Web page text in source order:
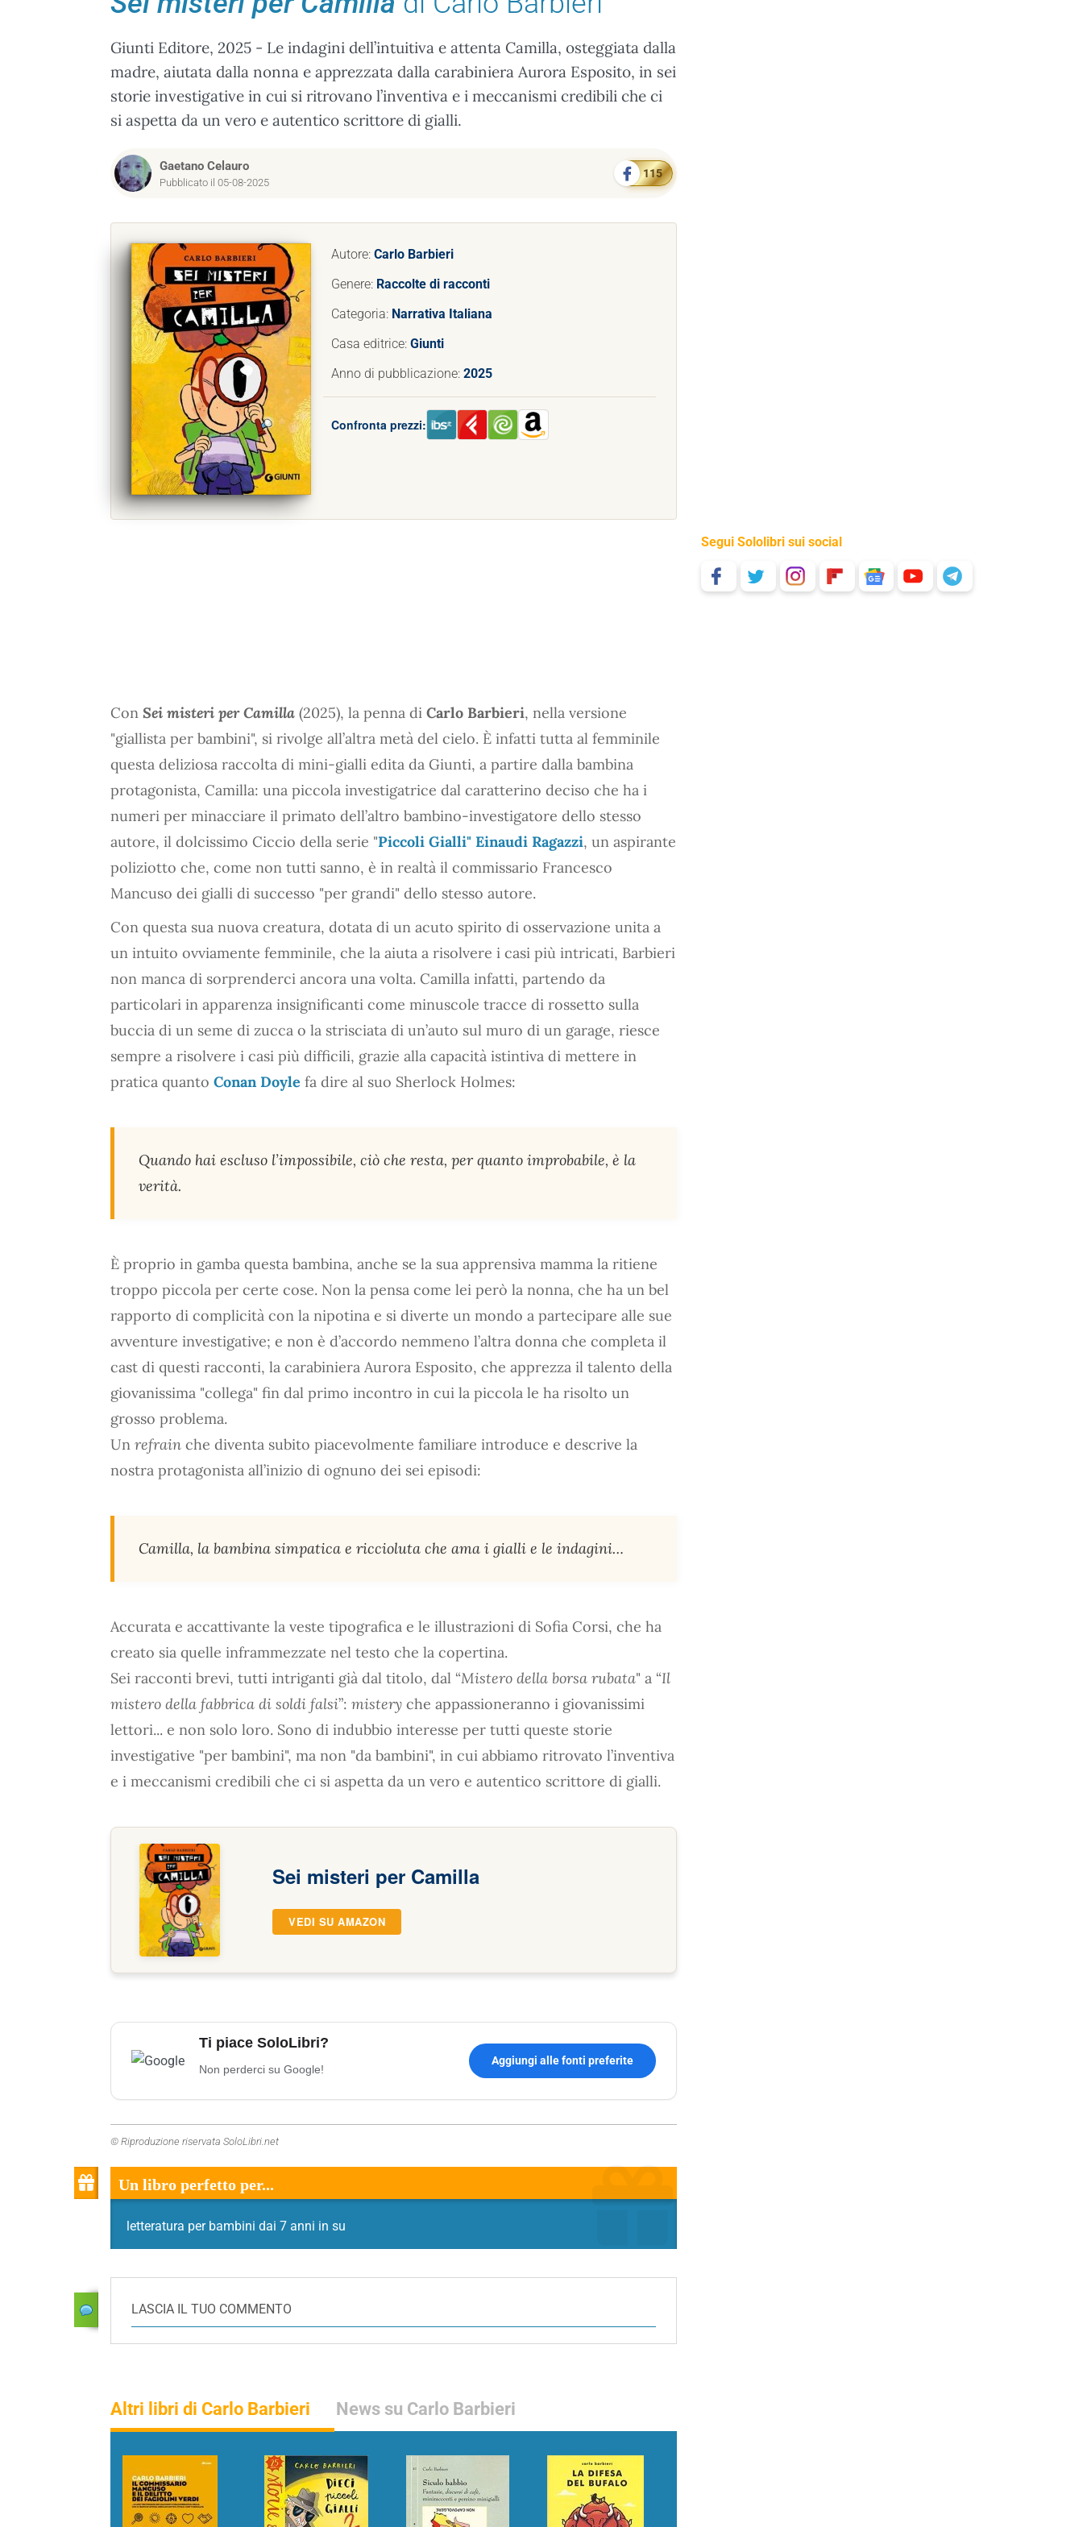
Giunti Editore, 2025 - Le indagini dell’intuitiva e attenta Camilla, osteggiata dalla
madre, aiutata dalla nonna e apprezzata dalla carabiniera Aurora Esposito, in sei
storie investigative in cui si ritrovano l’inventiva e i meccanismi credibili che ci
si aspetta da un vero e autentico scrittore di gialli.
Gaetano Celauro
Pubblicato il 05-08-2025
115
Autore: Carlo Barbieri
Genere: Raccolte di racconti
Categoria: Narrativa Italiana
Casa editrice: Giunti
Anno di pubblicazione: 2025
Confronta prezzi:
Con Sei misteri per Camilla (2025), la penna di Carlo Barbieri, nella versione
"giallista per bambini", si rivolge all’altra metà del cielo. È infatti tutta al femminile
questa deliziosa raccolta di mini-gialli edita da Giunti, a partire dalla bambina
protagonista, Camilla: una piccola investigatrice dal caratterino deciso che ha i
numeri per minacciare il primato dell’altro bambino-investigatore dello stesso
autore, il dolcissimo Ciccio della serie "Piccoli Gialli" Einaudi Ragazzi, un aspirante
poliziotto che, come non tutti sanno, è in realtà il commissario Francesco
Mancuso dei gialli di successo "per grandi" dello stesso autore.
Con questa sua nuova creatura, dotata di un acuto spirito di osservazione unita a
un intuito ovviamente femminile, che la aiuta a risolvere i casi più intricati, Barbieri
non manca di sorprenderci ancora una volta. Camilla infatti, partendo da
particolari in apparenza insignificanti come minuscole tracce di rossetto sulla
buccia di un seme di zucca o la strisciata di un’auto sul muro di un garage, riesce
sempre a risolvere i casi più difficili, grazie alla capacità istintiva di mettere in
pratica quanto Conan Doyle fa dire al suo Sherlock Holmes:
Quando hai escluso l’impossibile, ciò che resta, per quanto improbabile, è la
verità.
È proprio in gamba questa bambina, anche se la sua apprensiva mamma la ritiene
troppo piccola per certe cose. Non la pensa come lei però la nonna, che ha un bel
rapporto di complicità con la nipotina e si diverte un mondo a partecipare alle sue
avventure investigative; e non è d’accordo nemmeno l’altra donna che completa il
cast di questi racconti, la carabiniera Aurora Esposito, che apprezza il talento della
giovanissima "collega" fin dal primo incontro in cui la piccola le ha risolto un
grosso problema.
Un refrain che diventa subito piacevolmente familiare introduce e descrive la
nostra protagonista all’inizio di ognuno dei sei episodi:
Camilla, la bambina simpatica e riccioluta che ama i gialli e le indagini…
Accurata e accattivante la veste tipografica e le illustrazioni di Sofia Corsi, che ha
creato sia quelle inframmezzate nel testo che la copertina.
Sei racconti brevi, tutti intriganti già dal titolo, dal “Mistero della borsa rubata" a “Il
mistero della fabbrica di soldi falsi”: mistery che appassioneranno i giovanissimi
lettori... e non solo loro. Sono di indubbio interesse per tutti queste storie
investigative "per bambini", ma non "da bambini", in cui abbiamo ritrovato l’inventiva
e i meccanismi credibili che ci si aspetta da un vero e autentico scrittore di gialli.
Sei misteri per Camilla
VEDI SU AMAZON
Ti piace SoloLibri?
Non perderci su Google!
Aggiungi alle fonti preferite
© Riproduzione riservata SoloLibri.net
Un libro perfetto per...
letteratura per bambini dai 7 anni in su
LASCIA IL TUO COMMENTO
Altri libri di Carlo Barbieri News su Carlo Barbieri
Segui Sololibri sui social